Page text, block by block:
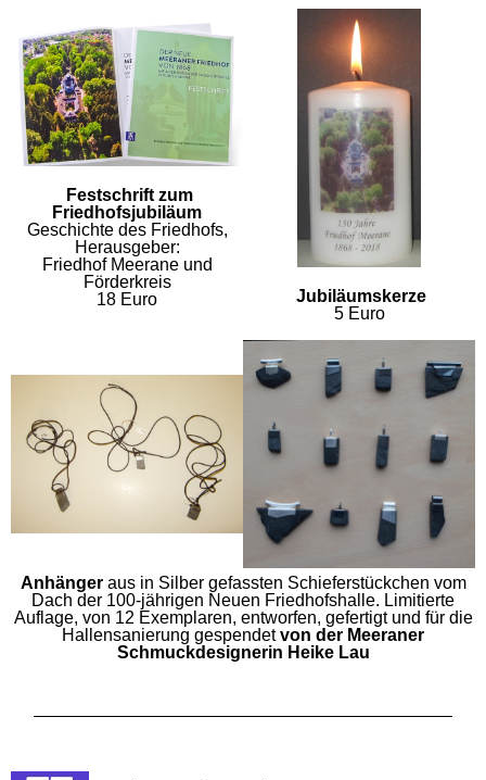
Festschrift zum
Friedhofsjubiläum
Geschichte des Friedhofs,
Herausgeber:
Friedhof Meerane und
Förderkreis
18 Euro
Jubiläumskerze
5 Euro
Anhängeraus in Silber gefassten Schieferstückchen vom
Dach der 100-jährigen Neuen Friedhofshalle. Limitierte
Auflage, von 12 Exemplaren, entworfen, gefertigt und für die
Hallensanierung gespendetvon der Meeraner
Schmuckdesignerin Heike Lau